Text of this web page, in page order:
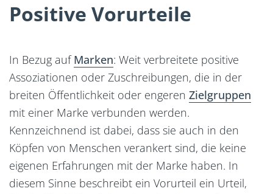
Positive Vorurteile
In Bezug aufMarken: Weit verbreitete positive
Assoziationen oder Zuschreibungen, die in der
breiten Öffentlichkeit oder engeren Zielgruppen
mit einer Marke verbunden werden.
Kennzeichnend ist dabei, dass sie auch in den
Köpfen von Menschen verankert sind, die keine
eigenen Erfahrungen mit der Marke haben. In
diesem Sinne beschreibt ein Vorurteil ein Urteil,